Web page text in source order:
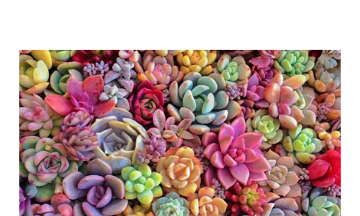
baru dalam masyarakat karena belum banyak memiliki
peminat seperti bisnis lainnya. Mengingat masih kurangnya
pengetahuan tentang MICE di Indonesia. Berikut dijelaskan
pengertian MICE menurut para pakar: Menurut Pendit
(1999:25) , MICE diartikan sebagai wisata konvensi, dengan
batasan: usaha jasa konvensi, perjalanan insentif, dan
pameran. Merupakan usaha dengan kegiatan memberi jasa